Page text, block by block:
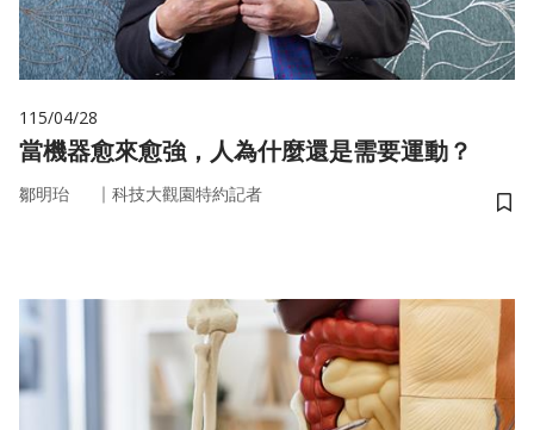
115/04/28
當機器愈來愈強，人為什麼還是需要運動？
鄒明珆 ｜ 科技大觀園特約記者
儲